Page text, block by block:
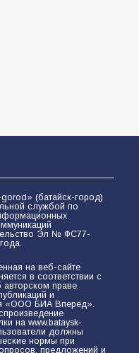
(батайск-город)
службой по
Эл № ФС77-
на веб-сайте
в соответствии с
праве.
и
«ООО БИА Вперёд».
на www.bataysk-
должны
нормы при
предложений и